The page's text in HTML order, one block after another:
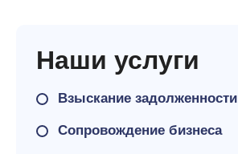
Наши услуги
Взыскание задолженности
Сопровождение бизнеса